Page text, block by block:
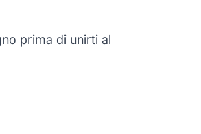
prima di unirti al